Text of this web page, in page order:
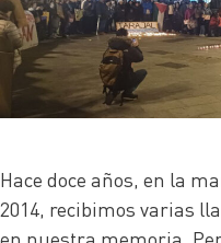
Hace doce años, en la
2014, recibimos varias